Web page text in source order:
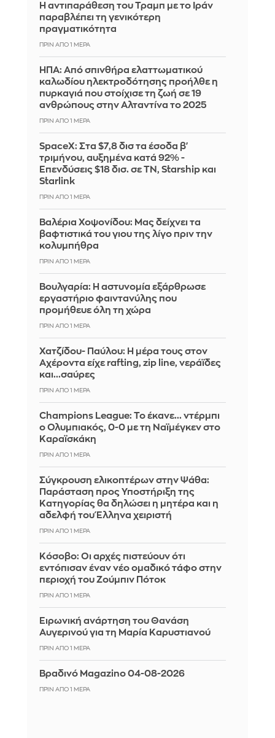
Η αντιπαράθεση του Τραμπ με το Ιράν
παραβλέπει τη γενικότερη
πραγματικότητα
ΠΡΙΝ ΑΠΌ 1 ΜΈΡΑ
ΗΠΑ: Από σπινθήρα ελαττωματικού
καλωδίου ηλεκτροδότησης προήλθε η
πυρκαγιά που στοίχισε τη ζωή σε 19
ανθρώπους στην Αλταντίνα το 2025
ΠΡΙΝ ΑΠΌ 1 ΜΈΡΑ
SpaceX: Στα $7,8 δισ τα έσοδα β'
τριμήνου, αυξημένα κατά 92% -
Επενδύσεις $18 δισ. σε ΤΝ, Starship και
Starlink
ΠΡΙΝ ΑΠΌ 1 ΜΈΡΑ
Βαλέρια Χοψονίδου: Μας δείχνει τα
βαφτιστικά του γιου της λίγο πριν την
κολυμπήθρα
ΠΡΙΝ ΑΠΌ 1 ΜΈΡΑ
Βουλγαρία: Η αστυνομία εξάρθρωσε
εργαστήριο φαιντανύλης που
προμήθευε όλη τη χώρα
ΠΡΙΝ ΑΠΌ 1 ΜΈΡΑ
Χατζίδου- Παύλου: Η μέρα τους στον
Αχέροντα είχε rafting, zip line, νεράϊδες
και...σαύρες
ΠΡΙΝ ΑΠΌ 1 ΜΈΡΑ
Champions League: Το έκανε... ντέρμπι
ο Ολυμπιακός, 0-0 με τη Ναϊμέγκεν στο
Καραϊσκάκη
ΠΡΙΝ ΑΠΌ 1 ΜΈΡΑ
Σύγκρουση ελικοπτέρων στην Ψάθα:
Παράσταση προς Υποστήριξη της
Κατηγορίας θα δηλώσει η μητέρα και η
αδελφή του Έλληνα χειριστή
ΠΡΙΝ ΑΠΌ 1 ΜΈΡΑ
Κόσοβο: Οι αρχές πιστεύουν ότι
εντόπισαν έναν νέο ομαδικό τάφο στην
περιοχή του Ζούμπιν Πότοκ
ΠΡΙΝ ΑΠΌ 1 ΜΈΡΑ
Ειρωνική ανάρτηση του Θανάση
Αυγερινού για τη Μαρία Καρυστιανού
ΠΡΙΝ ΑΠΌ 1 ΜΈΡΑ
Βραδινό Magazino 04-08-2026
ΠΡΙΝ ΑΠΌ 1 ΜΈΡΑ